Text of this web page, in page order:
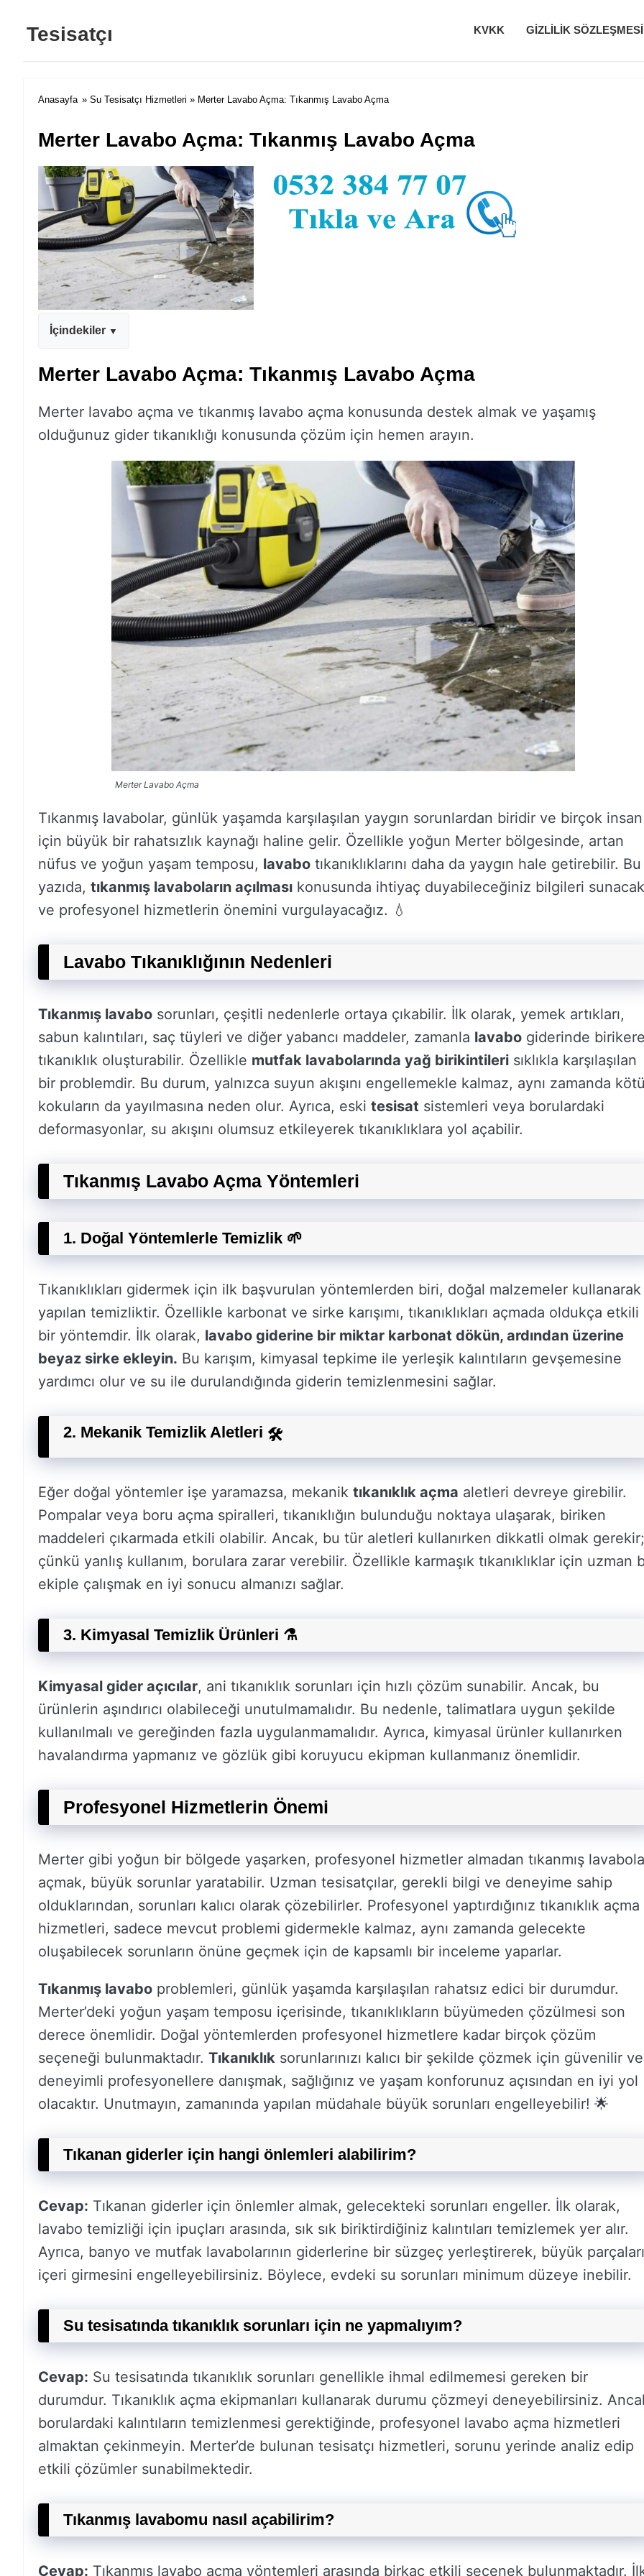
Tesisatçı KVKK GIZLILIK SÖZLEŞMESI
Anasayfa » Su Tesisatçı Hizmetleri » Merter Lavabo Açma: Tıkanmış Lavabo Açma
Merter Lavabo Açma: Tıkanmış Lavabo Açma
İçindekiler
Merter Lavabo Açma: Tıkanmış Lavabo Açma
Merter lavabo açma ve tıkanmış lavabo açma konusunda destek almak ve yaşamış
olduğunuz gider tıkanıklığı konusunda çözüm için hemen arayın.
Merter Lavabo Açma
Tıkanmış lavabolar, günlük yaşamda karşılaşılan yaygın sorunlardan biridir ve birçok insan
için büyük bir rahatsızlık kaynağı haline gelir. Özellikle yoğun Merter bölgesinde, artan
nüfus ve yoğun yaşam temposu, lavabo tıkanıklıklarını daha da yaygın hale getirebilir. Bu
yazıda, tıkanmış lavaboların açılması konusunda ihtiyaç duyabileceğiniz bilgileri sunacak
ve profesyonel hizmetlerin önemini vurgulayacağız. 💧
Lavabo Tıkanıklığının Nedenleri
Tıkanmış lavabo sorunları, çeşitli nedenlerle ortaya çıkabilir. İlk olarak, yemek artıkları,
sabun kalıntıları, saç tüyleri ve diğer yabancı maddeler, zamanla lavabo giderinde
tıkanıklık oluşturabilir. Özellikle mutfak lavabolarında yağ birikintileri sıklıkla karşılaşılan
bir problemdir. Bu durum, yalnızca suyun akışını engellemekle kalmaz, aynı zamanda
kokuların da yayılmasına neden olur. Ayrıca, eski tesisat sistemleri veya borulardaki
deformasyonlar, su akışını olumsuz etkileyerek tıkanıklıklara yol açabilir.
Tıkanmış Lavabo Açma Yöntemleri
1. Doğal Yöntemlerle Temizlik 🌱
Tıkanıklıkları gidermek için ilk başvurulan yöntemlerden biri, doğal malzemeler kullanarak
yapılan temizliktir. Özellikle karbonat ve sirke karışımı, tıkanıklıkları açmada oldukça etkili
bir yöntemdir. İlk olarak, lavabo giderine bir miktar karbonat dökün, ardından üzerine
beyaz sirke ekleyin. Bu karışım, kimyasal tepkime ile yerleşik kalıntıların gevşemesine
yardımcı olur ve su ile durulandığında giderin temizlenmesini sağlar.
2. Mekanik Temizlik Aletleri 🛠️
Eğer doğal yöntemler işe yaramazsa, mekanik tıkanıklık açma aletleri devreye girebilir.
Pompalar veya boru açma spiralleri, tıkanıklığın bulunduğu noktaya ulaşarak, biriken
maddeleri çıkarmada etkili olabilir. Ancak, bu tür aletleri kullanırken dikkatli olmak gerekir;
çünkü yanlış kullanım, borulara zarar verebilir. Özellikle karmaşık tıkanıklıklar için uzman
ekiple çalışmak en iyi sonucu almanızı sağlar.
3. Kimyasal Temizlik Ürünleri ⚗️
Kimyasal gider açıcılar, ani tıkanıklık sorunları için hızlı çözüm sunabilir. Ancak, bu
ürünlerin aşındırıcı olabileceği unutulmamalıdır. Bu nedenle, talimatlara uygun şekilde
kullanılmalı ve gereğinden fazla uygulanmamalıdır. Ayrıca, kimyasal ürünler kullanırken
havalandırma yapmanız ve gözlük gibi koruyucu ekipman kullanmanız önemlidir.
Profesyonel Hizmetlerin Önemi
Merter gibi yoğun bir bölgede yaşarken, profesyonel hizmetler almadan tıkanmış
açmak, büyük sorunlar yaratabilir. Uzman tesisatçılar, gerekli bilgi ve deneyime sahip
olduklarından, sorunları kalıcı olarak çözebilirler. Profesyonel yaptırdığınız tıkanıklık açma
hizmetleri, sadece mevcut problemi gidermekle kalmaz, aynı zamanda gelecekte
oluşabilecek sorunların önüne geçmek için de kapsamlı bir inceleme yaparlar.
Tıkanmış lavabo problemleri, günlük yaşamda karşılaşılan rahatsız edici bir durumdur.
Merter’deki yoğun yaşam temposu içerisinde, tıkanıklıkların büyümeden çözülmesi son
derece önemlidir. Doğal yöntemlerden profesyonel hizmetlere kadar birçok çözüm
seçeneği bulunmaktadır. Tıkanıklık sorunlarınızı kalıcı bir şekilde çözmek için güvenilir ve
deneyimli profesyonellere danışmak, sağlığınız ve yaşam konforunuz açısından en iyi yol
olacaktır. Unutmayın, zamanında yapılan müdahale büyük sorunları engelleyebilir! 🌟
Tıkanan giderler için hangi önlemleri alabilirim?
Cevap: Tıkanan giderler için önlemler almak, gelecekteki sorunları engeller. İlk olarak,
lavabo temizliği için ipuçları arasında, sık sık biriktirdiğiniz kalıntıları temizlemek yer alır.
Ayrıca, banyo ve mutfak lavabolarının giderlerine bir süzgeç yerleştirerek, büyük
içeri girmesini engelleyebilirsiniz. Böylece, evdeki su sorunları minimum düzeye inebilir.
Su tesisatında tıkanıklık sorunları için ne yapmalıyım?
Cevap: Su tesisatında tıkanıklık sorunları genellikle ihmal edilmemesi gereken bir
durumdur. Tıkanıklık açma ekipmanları kullanarak durumu çözmeyi deneyebilirsiniz.
borulardaki kalıntıların temizlenmesi gerektiğinde, profesyonel lavabo açma hizmetleri
almaktan çekinmeyin. Merter’de bulunan tesisatçı hizmetleri, sorunu yerinde analiz edip
etkili çözümler sunabilmektedir.
Tıkanmış lavabomu nasıl açabilirim?
Cevap: Tıkanmış lavabo açma yöntemleri arasında birkaç etkili seçenek bulunmaktadır.